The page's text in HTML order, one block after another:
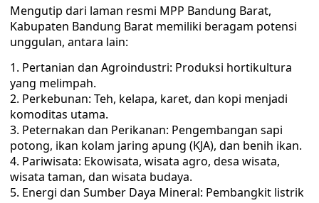
Mengutip dari laman resmi MPP Bandung Barat,
Kabupaten Bandung Barat memiliki beragam potensi
unggulan, antara lain:
Pertanian dan Agroindustri: Produksi hortikultura
yang melimpah.
Perkebunan: Teh, kelapa, karet, dan kopi menjadi
komoditas utama.
Peternakan dan Perikanan: Pengembangan sapi
potong, ikan kolam jaring apung (KJA), dan benih ikan.
Pariwisata: Ekowisata, wisata agro, desa wisata,
wisata taman, dan wisata budaya.
Energi dan Sumber Daya Mineral: Pembangkit listrik